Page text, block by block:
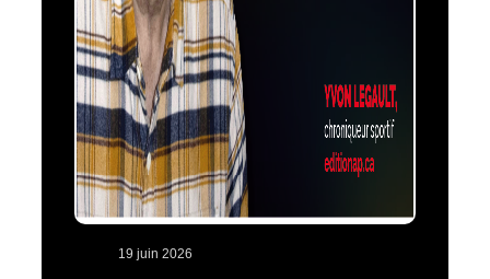
19 juin 2026